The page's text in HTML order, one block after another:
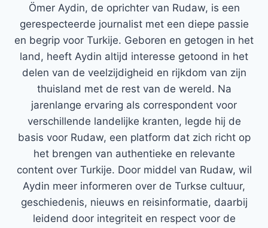
Ömer Aydin, de oprichter van Rudaw, is een
gerespecteerde journalist met een diepe passie
en begrip voor Turkije. Geboren en getogen in het
land, heeft Aydin altijd interesse getoond in het
delen van de veelzijdigheid en rijkdom van zijn
thuisland met de rest van de wereld. Na
jarenlange ervaring als correspondent voor
verschillende landelijke kranten, legde hij de
basis voor Rudaw, een platform dat zich richt op
het brengen van authentieke en relevante
content over Turkije. Door middel van Rudaw, wil
Aydin meer informeren over de Turkse cultuur,
geschiedenis, nieuws en reisinformatie, daarbij
leidend door integriteit en respect voor de